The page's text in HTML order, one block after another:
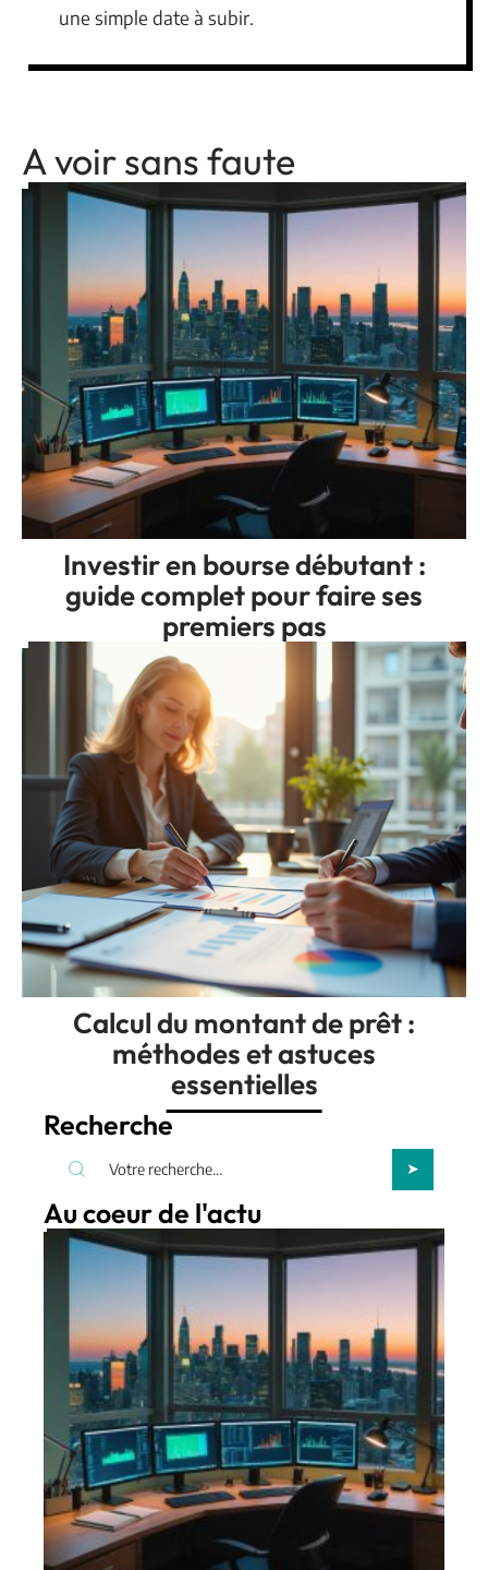
une simple date à subir.
A voir sans faute
Investir en bourse débutant :
guide complet pour faire ses
premiers pas
Calcul du montant de prêt :
méthodes et astuces
essentielles
Recherche
Au coeur de l'actu